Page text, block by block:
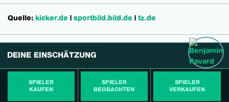
Quelle: kicker.de sportbild.bild.de tz.de
DEINE EINSCHÄTZUNG
SPIELER
KAUFEN
SPIELER
BEOBACHTEN
SPIELER
VERKAUFEN